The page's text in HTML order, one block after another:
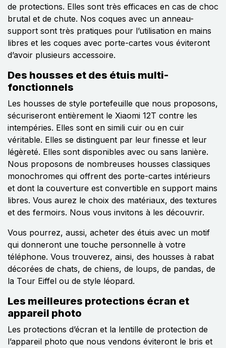
de protections. Elles sont très efficaces en cas de choc
brutal et de chute. Nos coques avec un anneau-
support sont très pratiques pour l’utilisation en mains
libres et les coques avec porte-cartes vous éviteront
d’avoir plusieurs accessoire.
Des housses et des étuis multi-
fonctionnels
Les housses de style portefeuille que nous proposons,
sécuriseront entièrement le Xiaomi 12T contre les
intempéries. Elles sont en simili cuir ou en cuir
véritable. Elles se distinguent par leur finesse et leur
légèreté. Elles sont disponibles avec ou sans lanière.
Nous proposons de nombreuses housses classiques
monochromes qui offrent des porte-cartes intérieurs
et dont la couverture est convertible en support mains
libres. Vous aurez le choix des matériaux, des textures
et des fermoirs. Nous vous invitons à les découvrir.
Vous pourrez, aussi, acheter des étuis avec un motif
qui donneront une touche personnelle à votre
téléphone. Vous trouverez, ainsi, des housses à rabat
décorées de chats, de chiens, de loups, de pandas, de
la Tour Eiffel ou de style léopard.
Les meilleures protections écran et
appareil photo
Les protections d’écran et la lentille de protection de
l’appareil photo que nous vendons éviteront le bris et